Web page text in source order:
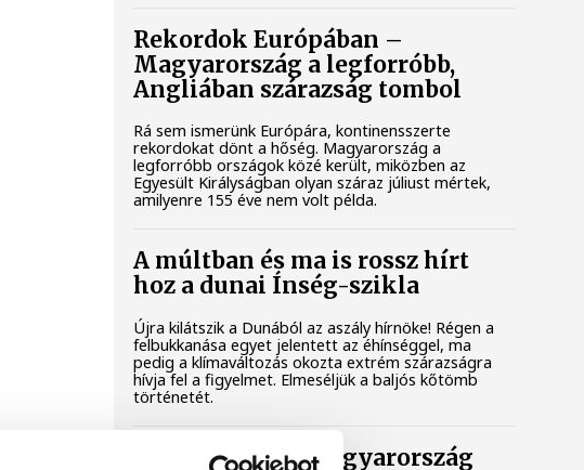
Rekordok Európában –
Magyarország a legforróbb,
Angliában szárazság tombol
Rá sem ismerünk Európára, kontinensszerte
rekordokat dönt a hőség. Magyarország a
legforróbb országok közé került, miközben az
Egyesült Királyságban olyan száraz júliust mértek,
amilyenre 155 éve nem volt példa.
A múltban és ma is rossz hírt
hoz a dunai Ínség-szikla
Újra kilátszik a Dunából az aszály hírnöke! Régen a
felbukkanása egyet jelentett az éhínséggel, ma
pedig a klímaváltozás okozta extrém szárazságra
hívja fel a figyelmet. Elmeséljük a baljós kőtömb
történetét.
Magyar Péter: Magyarország